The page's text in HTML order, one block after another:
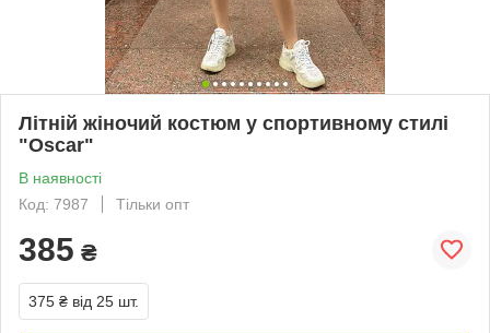
Літній жіночий костюм у спортивному стилі
"Oscar"
В наявності
Код: 7987
Тільки опт
385 ₴
375 ₴ від 25 шт.